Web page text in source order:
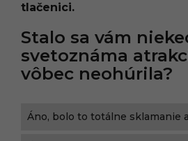
tlačenici.
Stalo sa vám
svetoznáma
vôbec neohúrila?
Áno, bolo to totálne sklamanie